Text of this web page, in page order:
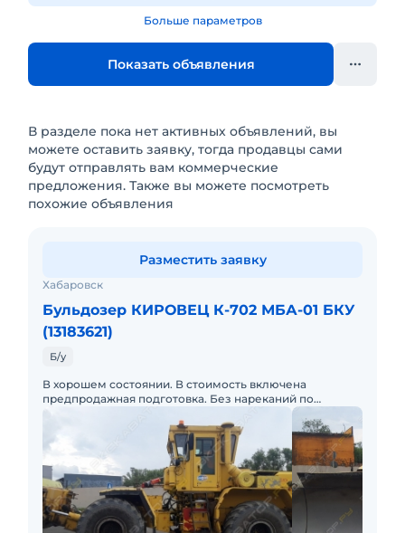
Больше параметров
Показать объявления
В разделе пока нет активных объявлений, вы
можете оставить заявку, тогда продавцы сами
будут отправлять вам коммерческие
предложения. Также вы можете посмотреть
похожие объявления
Хабаровск
Бульдозер КИРОВЕЦ К-702 МБА-01 БКУ
(13183621)
Б/у
В хорошем состоянии. В стоимость включена
предпродажная подготовка. Без нареканий по
технической части.
Разместить заявку